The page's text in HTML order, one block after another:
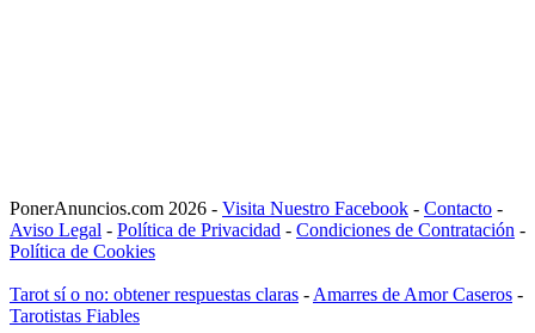
PonerAnuncios.com 2026 - Visita Nuestro Facebook - Contacto -
Aviso Legal - Política de Privacidad - Condiciones de Contratación -
Política de Cookies
Tarot sí o no: obtener respuestas claras - Amarres de Amor Caseros -
Tarotistas Fiables